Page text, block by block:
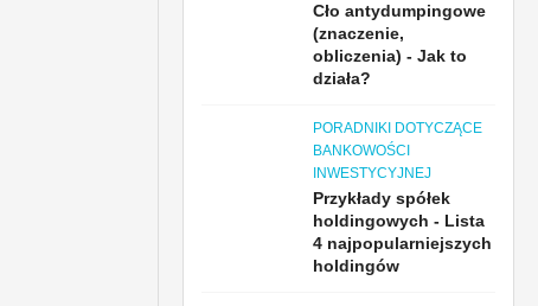
Cło antydumpingowe
(znaczenie,
obliczenia) - Jak to
działa?
PORADNIKI DOTYCZĄCE
BANKOWOŚCI
INWESTYCYJNEJ
Przykłady spółek
holdingowych - Lista
4 najpopularniejszych
holdingów